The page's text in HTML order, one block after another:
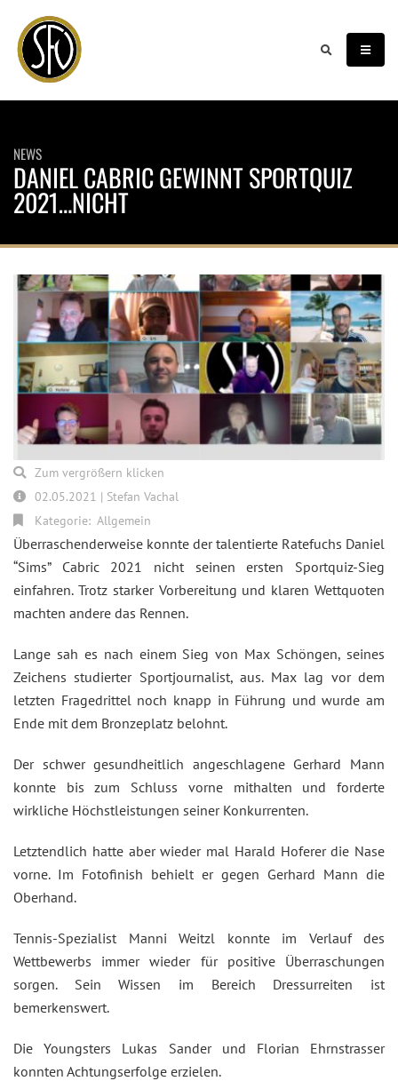
NEWS
DANIEL CABRIC GEWINNT SPORTQUIZ
2021…NICHT
Überraschenderweise konnte der talentierte Ratefuchs Daniel
“Sims” Cabric 2021 nicht seinen ersten Sportquiz-Sieg
einfahren. Trotz starker Vorbereitung und klaren Wettquoten
machten andere das Rennen.
Lange sah es nach einem Sieg von Max Schöngen, seines
Zeichens studierter Sportjournalist, aus. Max lag vor dem
letzten Fragedrittel noch knapp in Führung und wurde am
Ende mit dem Bronzeplatz belohnt.
Der schwer gesundheitlich angeschlagene Gerhard Mann
konnte bis zum Schluss vorne mithalten und forderte
wirkliche Höchstleistungen seiner Konkurrenten.
Letztendlich hatte aber wieder mal Harald Hoferer die Nase
vorne. Im Fotofinish behielt er gegen Gerhard Mann die
Oberhand.
Tennis-Spezialist Manni Weitzl konnte im Verlauf des
Wettbewerbs immer wieder für positive Überraschungen
sorgen. Sein Wissen im Bereich Dressurreiten ist
bemerkenswert.
Die Youngsters Lukas Sander und Florian Ehrnstrasser
konnten Achtungserfolge erzielen.
Zum vergrößern klicken
02.05.2021 | Stefan Vachal
Kategorie: Allgemein